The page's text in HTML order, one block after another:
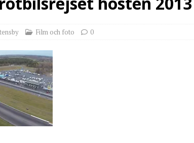
Stensby Trackdays 2026 Fullbokat – tack för ert stora intresse!
Film och foto 0